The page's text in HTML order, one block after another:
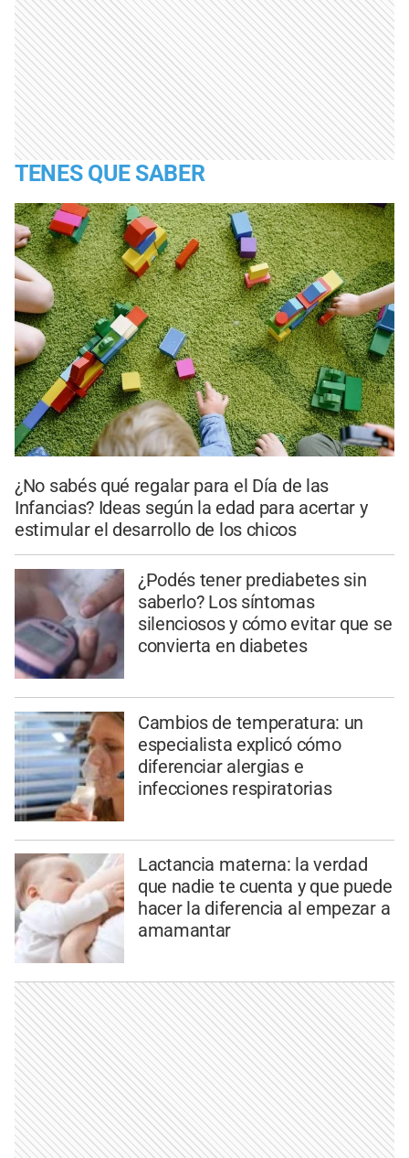
TENES QUE SABER
¿No sabés qué regalar para el Día de las
Infancias? Ideas según la edad para acertar y
estimular el desarrollo de los chicos
¿Podés tener prediabetes sin
saberlo? Los síntomas
silenciosos y cómo evitar que se
convierta en diabetes
Cambios de temperatura: un
especialista explicó cómo
diferenciar alergias e
infecciones respiratorias
Lactancia materna: la verdad
que nadie te cuenta y que puede
hacer la diferencia al empezar a
amamantar